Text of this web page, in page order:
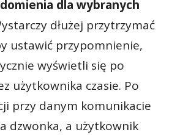
dla wybranych
dłużej przytrzymać
ustawić przypomnienie,
wyświetli się po
użytkownika czasie. Po
przy danym komunikacie
dzwonka, a użytkownik